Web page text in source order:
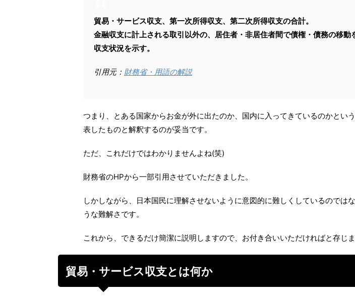
貿易・サービス収支、第一次所得収支、第二次所得収支の合計。
金融収支に計上される取引以外の、居住者・非居住者間で債権・債務の移動
収支状況を示す。
引用元： 財務省・用語の解説
つまり、とある国家からお金が外に出たのか、国内に入ってきているのかとい
表したものと解釈するのが妥当です。
ただ、これだけではわかりませんよね(笑)
財務省のHPから一部引用させていただきました。
しかしながら、日本国民に理解させないように意図的に難しくしているのでは
うな難解さです。
これから、できるだけ簡潔に説明しますので、お付き合いいただければと存じま
貿易・サービス収支とは何か